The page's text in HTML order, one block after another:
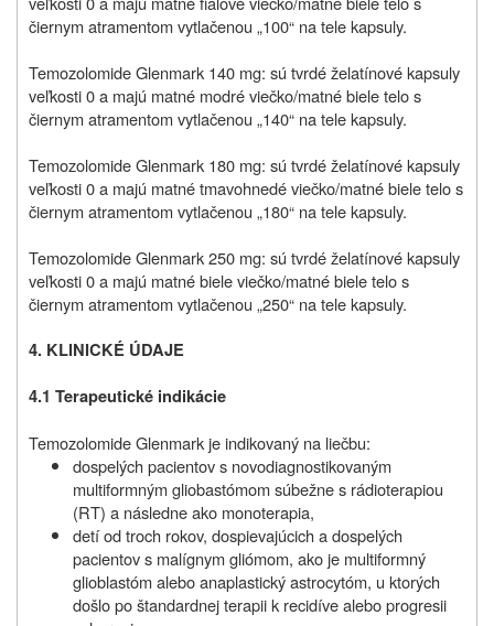
čiernym atramentom vytlačenou „100“ na tele kapsuly.
Temozolomide Glenmark 140 mg: sú tvrdé želatínové kapsuly
veľkosti 0 a majú matné modré viečko/matné biele telo s
čiernym atramentom vytlačenou „140“ na tele kapsuly.
Temozolomide Glenmark 180 mg: sú tvrdé želatínové kapsuly
veľkosti 0 a majú matné tmavohnedé viečko/matné biele telo s
čiernym atramentom vytlačenou „180“ na tele kapsuly.
Temozolomide Glenmark 250 mg: sú tvrdé želatínové kapsuly
veľkosti 0 a majú matné biele viečko/matné biele telo s
čiernym atramentom vytlačenou „250“ na tele kapsuly.
4. KLINICKÉ ÚDAJE
4.1 Terapeutické indikácie
Temozolomide Glenmark je indikovaný na liečbu:
dospelých pacientov s novodiagnostikovaným
multiformným gliobastómom súbežne s rádioterapiou
(RT) a následne ako monoterapia,
detí od troch rokov, dospievajúcich a dospelých
pacientov s malígnym gliómom, ako je multiformný
glioblastóm alebo anaplastický astrocytóm, u ktorých
došlo po štandardnej terapii k recidíve alebo progresii